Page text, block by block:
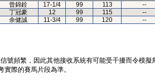
曾錦銓 17-1/4 99 113 --
丁冠豪 12 99 115 --
余健誠 11-3/4 99 120 --
號頻繁，因此其他接收系統有可能受干擾而令模
際的賽馬片段為準。